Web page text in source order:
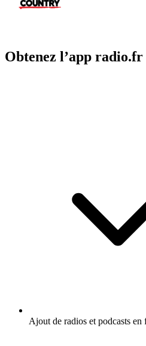
Obtenez l’app
Ajout de radios et podcasts en